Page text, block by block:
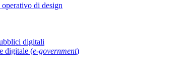
di design
digitali
digitale (e-government)